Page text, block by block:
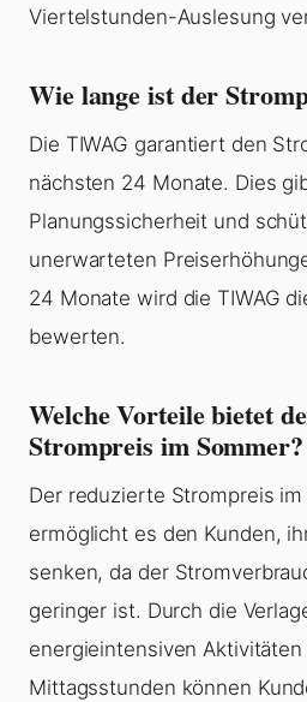
Viertelstunden-Auslesung
Wie lange ist der
Die TIWAG garantiert den
nächsten 24 Monate. Dies
Planungssicherheit und
unerwarteten
24 Monate wird die TIWAG
bewerten.
Welche Vorteile bietet
Strompreis im Sommer?
Der reduzierte Strompreis
ermöglicht es den Kunden,
senken, da der
geringer ist. Durch die
energieintensiven Aktivitäten
Mittagsstunden können